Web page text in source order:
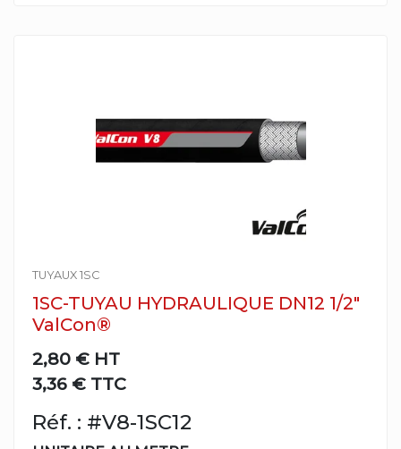
TUYAUX 1SC
1SC-TUYAU HYDRAULIQUE DN12 1/2"
ValCon®
2,80 € HT
3,36 € TTC
Réf. : #V8-1SC12